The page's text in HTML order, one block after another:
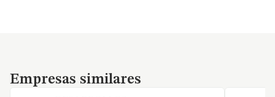
Empresas similares
Empresas similares